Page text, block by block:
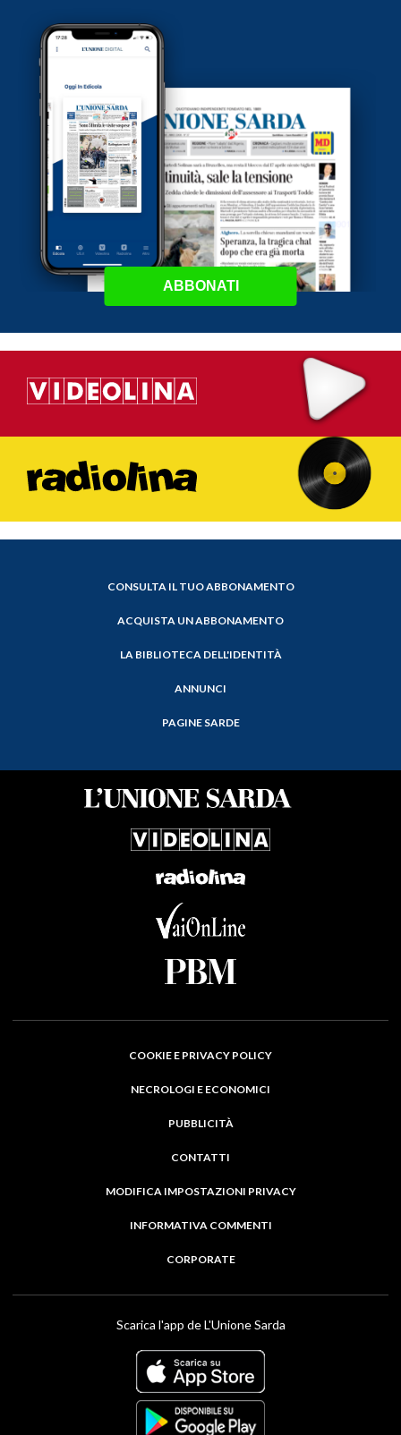
ABBONATI
CONSULTA IL TUO ABBONAMENTO
ACQUISTA UN ABBONAMENTO
LA BIBLIOTECA DELL'IDENTITÀ
ANNUNCI
PAGINE SARDE
COOKIE E PRIVACY POLICY
NECROLOGI E ECONOMICI
PUBBLICITÀ
CONTATTI
MODIFICA IMPOSTAZIONI PRIVACY
INFORMATIVA COMMENTI
CORPORATE
Scarica l'app de L'Unione Sarda